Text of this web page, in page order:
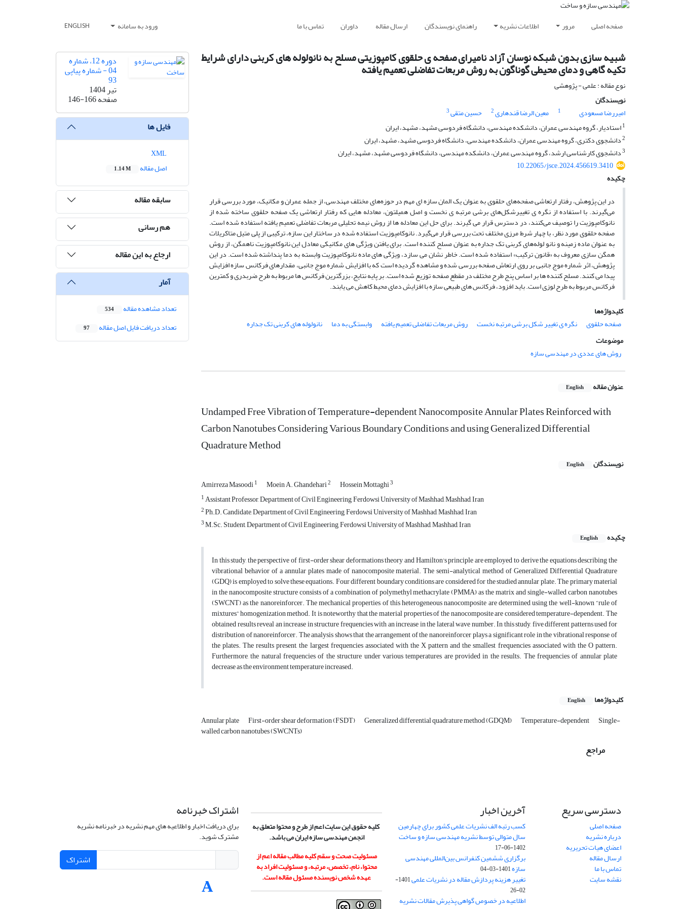
صفحه اصلی مرور اطلاعات نشریه راهنمای نویسندگان ارسال مقاله داوران تماس با ما ورود به سامانه ENGLISH
شبیه سازی بدون شبکه نوسان آزاد نامیرای صفحه ی حلقوی کامپوزیتی مسلح به نانولوله های کربنی دارای شرایط
تکیه گاهی و دمای محیطی گوناگون به روش مربعات تفاضلی تعمیم یافته
نوع مقاله : علمی - پژوهشی
نویسندگان
امیررضا مسعودی
1 معین الرضا قندهاری2 حسین متقی3
1استادیار، گروه مهندسی عمران، دانشکده مهندسی، دانشگاه فردوسی مشهد، مشهد، ایران
2دانشجوی دکتری، گروه مهندسی عمران، دانشکده مهندسی، دانشگاه فردوسی مشهد، مشهد، ایران
3دانشجوی کارشناسی ارشد، گروه مهندسی عمران، دانشکده مهندسی، دانشگاه فردوسی مشهد، مشهد، ایران
10.22065/jsce.2024.456619.3410
چکیده
در این پژوهش، رفتار ارتعاشی صفحه‌های حلقوی به عنوان یک المان سازه ای مهم در حوزه‌های مختلف مهندسی، از جمله عمران و مکانیک، مورد بررسی قرار
می‌گیرند. با استفاده از نگره ی تغییرشکل‌های برشی مرتبه ی نخست و اصل همیلتون، معادله هایی که رفتار ارتعاشی یک صفحه حلقوی ساخته شده از
نانوکامپوزیت را توصیف می‌کنند، در دسترس قرار می گیرند. برای حل این معادله ها از روش نیمه تحلیلی مربعات تفاضلی تعمیم یافته استفاده شده است.
صفحه حلقوی مورد نظر، با چهار شرط مرزی مختلف تحت بررسی قرار می‌گیرد. نانوکامپوزیت استفاده شده در ساختار این سازه، ترکیبی از پلی متیل متاکریلات
به عنوان ماده زمینه و نانو لوله‌های کربنی تک جداره به عنوان مسلح کننده است. برای یافتن ویژگی های مکانیکی معادل این نانوکامپوزیت ناهمگن، از روش
همگن سازی معروف به «قانون ترکیب» استفاده شده است. خاطر نشان می سازد، ویژگی های ماده نانوکامپوزیت وابسته به دما پنداشته شده است. در این
پژوهش، اثر شماره موج جانبی بر روی ارتعاش صفحه بررسی شده و مشاهده گردیده است که با افزایش شماره موج جانبی، مقدارهای فرکانس سازه افزایش
پیدا می کنند. مسلح کننده ها بر اساس پنج طرح مختلف در مقطع صفحه توزیع شده است. بر پایه نتایج، بزرگترین فرکانس ها مربوط به طرح ضربدری و کمترین
فرکانس مربوط به طرح لوزی است. باید افزود، فرکانس های طبیعی سازه با افزایش دمای محیط کاهش می یابند.
کلیدواژه‌ها
صفحه حلقوی
نگره ی تغییر شکل برشی مرتبه نخست روش مربعات تفاضلی تعمیم یافته وابستگی به دما
نانولوله های کربنی تک جداره
موضوعات
روش های عددی در مهندسی سازه
عنوان مقاله English
Undamped Free Vibration of Temperature-dependent Nanocomposite Annular Plates Reinforced with
Carbon Nanotubes Considering Various Boundary Conditions and using Generalized Differential
Quadrature Method
نویسندگان English
Amirreza Masoodi1 Moein A. Ghandehari2 Hossein Mottaghi3
1Assistant Professor, Department of Civil Engineering, Ferdowsi University of Mashhad, Mashhad, Iran
2Ph.D. Candidate, Department of Civil Engineering, Ferdowsi University of Mashhad, Mashhad, Iran
3M.Sc. Student, Department of Civil Engineering, Ferdowsi University of Mashhad, Mashhad, Iran
چکیده
English
In this study, the perspective of first-order shear deformations theory and Hamilton's principle are employed to derive the equations describing the
vibrational behavior of a annular plates made of nanocomposite material. The semi-analytical method of Generalized Differential Quadrature
(GDQ) is employed to solve these equations. Four different boundary conditions are considered for the studied annular plate. The primary material
in the nanocomposite structure consists of a combination of polymethyl methacrylate (PMMA) as the matrix and single-walled carbon nanotubes
(SWCNT) as the nanoreinforcer. The mechanical properties of this heterogeneous nanocomposite are determined using the well-known “rule of
mixtures” homogenization method. It is noteworthy that the material properties of the nanocomposite are considered temperature-dependent. The
obtained results reveal an increase in structure frequencies with an increase in the lateral wave number. In this study, five different patterns used for
distribution of nanoreinforcer. The analysis shows that the arrangement of the nanoreinforcer plays a significant role in the vibrational response of
the plates. The results present, the largest frequencies associated with the X pattern and the smallest frequencies associated with the O pattern.
Furthermore, the natural frequencies of the structure under various temperatures are provided in the results. The frequencies of annular plate
decrease as the environment temperature increased.
کلیدواژه‌ها English
Annular plate First-order shear deformation (FSDT) Generalized differential quadrature method (GDQM) Temperature-dependent Single-
walled carbon nanotubes (SWCNTs)
مراجع
دوره 12، شماره
04 - شماره پیاپی
93
تیر 1404
صفحه146-166
فایل ها
اصل مقاله
1.14 M
سابقه مقاله
هم رسانی
ارجاع به این مقاله
آمار
تعداد مشاهده مقاله 534
تعداد دریافت فایل اصل مقاله 97
دسترسی سریع
صفحه اصلی
درباره نشریه
اعضای هیات تحریریه
ارسال مقاله
تماس با ما
نقشه سایت
آخرین اخبار
کسب رتبه الف نشریات علمی کشور برای چهارمین
سال متوالی توسط نشریه مهندسی سازه و ساخت
1402-06-17
برگزاری ششمین کنفرانس بین‌المللی مهندسی
سازه1401-03-04
تغییر هزینه پردازش مقاله در نشریات علمی
1401-
02-26
اطلاعیه در خصوص گواهی پذیرش مقالات نشریه
کلیه حقوق این سایت اعم از طرح و محتوا متعلق به
انجمن مهندسی سازه ایران می باشد.
مسئولیت صحت و سقم کلیه مطالب مقاله اعم از
محتوا، نام، تخصص، مرتبه، و مسئولیت افراد به
عهده شخص نویسنده مسئول مقاله است.
اشتراک خبرنامه
برای دریافت اخبار و اطلاعیه های مهم نشریه در خبرنامه نشریه
مشترک شوید.
اشتراک